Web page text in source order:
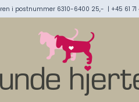
i postnummer 6310-6400 25,- | +45 61 71